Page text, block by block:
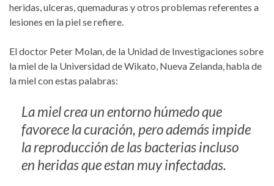
heridas, ulceras, quemaduras y otros problemas referentes a
lesiones en la piel se refiere.
El doctor Peter Molan, de la Unidad de Investigaciones sobre
la miel de la Universidad de Wikato, Nueva Zelanda, habla de
la miel con estas palabras:
La miel crea un entorno húmedo que
favorece la curación, pero además impide
la reproducción de las bacterias incluso
en heridas que estan muy infectadas.